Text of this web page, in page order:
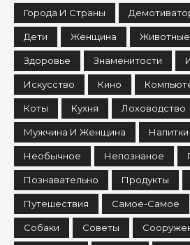
Города И Страны
Дети Женщина Животные
Здоровье Знаменитости
Искусство Кино
Коты Кухня Лоховодство
Мужчина И Женщина Напитки
Необычное Непознаное
Познавательно Продукты
Путешествия Самое-Самое
Собаки Советы